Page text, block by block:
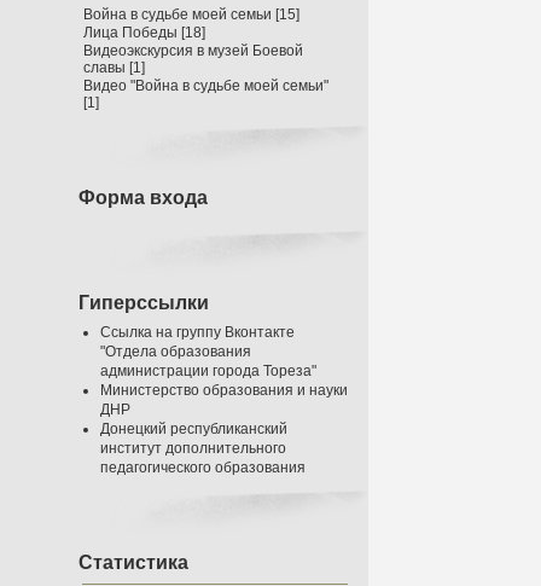
Война в судьбе моей семьи [15]
Лица Победы [18]
Видеоэкскурсия в музей Боевой
славы [1]
Видео "Война в судьбе моей семьи"
[1]
Форма входа
Гиперссылки
Ссылка на группу Вконтакте
"Отдела образования
администрации города Тореза"
Министерство образования и науки
ДНР
Донецкий республиканский
институт дополнительного
педагогического образования
Статистика